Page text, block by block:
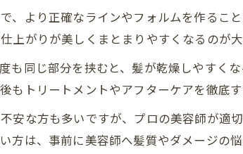
、より正確なラインやフォルムを作るこ
がりが美しくまとまりやすくなるのが大
も同じ部分を挟むと、髪が乾燥しやすく
トリートメントやアフターケアを徹底す
安な方も多いですが、プロの美容師が適
は、事前に美容師へ髪質やダメージの